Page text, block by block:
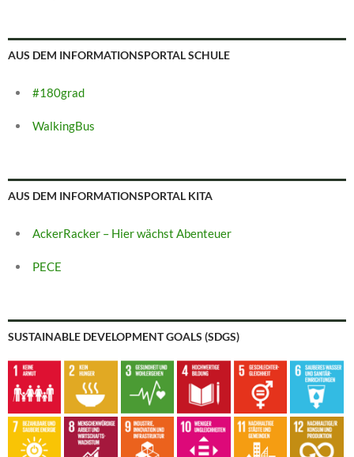
AUS DEM INFORMATIONSPORTAL SCHULE
#180grad
WalkingBus
AUS DEM INFORMATIONSPORTAL KITA
AckerRacker – Hier wächst Abenteuer
PECE
SUSTAINABLE DEVELOPMENT GOALS (SDGS)